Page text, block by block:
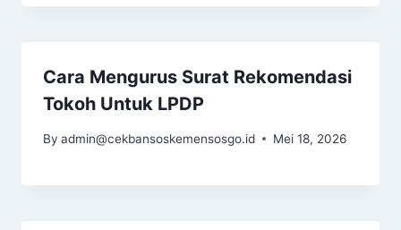
Cara Mengurus Surat Rekomendasi
Tokoh Untuk LPDP
By admin@cekbansoskemensosgo.id Mei 18, 2026